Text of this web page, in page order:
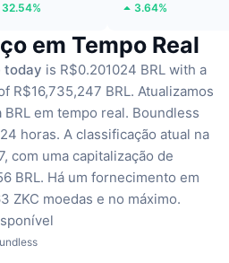
32.54% 3.64%
em Tempo Real
today is R$0.201024 BRL with a
R$16,735,247 BRL. Atualizamos
em tempo real. Boundless
horas. A classificação atual na
com uma capitalização de
BRL. Há um fornecimento em
ZKC moedas e no máximo.